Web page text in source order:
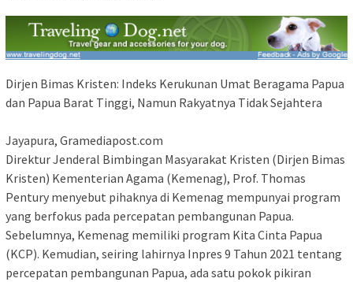
Dirjen Bimas Kristen: Indeks Kerukunan Umat Beragama Papua
dan Papua Barat Tinggi, Namun Rakyatnya Tidak Sejahtera
Jayapura, Gramediapost.com
Direktur Jenderal Bimbingan Masyarakat Kristen (Dirjen Bimas
Kristen) Kementerian Agama (Kemenag), Prof. Thomas
Pentury menyebut pihaknya di Kemenag mempunyai program
yang berfokus pada percepatan pembangunan Papua.
Sebelumnya, Kemenag memiliki program Kita Cinta Papua
(KCP). Kemudian, seiring lahirnya Inpres 9 Tahun 2021 tentang
percepatan pembangunan Papua, ada satu pokok pikiran